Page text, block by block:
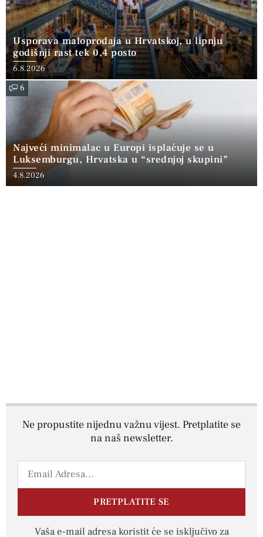
Usporava maloprodaja u Hrvatskoj, u lipnju
godišnji rast tek 0,4 posto
6.8.2026
6
Najveći minimalac u Europi isplaćuje se u
Luksemburgu, Hrvatska u “srednjoj skupini”
4.8.2026
Ne propustite nijednu važnu vijest. Pretplatite se
na naš newsletter.
PRETPLATITE SE
Vaša e-mail adresa koristit će se isključivo za